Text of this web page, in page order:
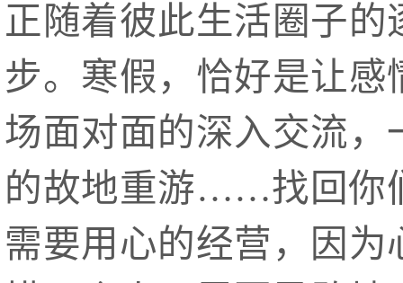
正随着彼此生活圈子
步。寒假，恰好是让
场面对面的深入交流
的故地重游……找回你
需要用心的经营，因